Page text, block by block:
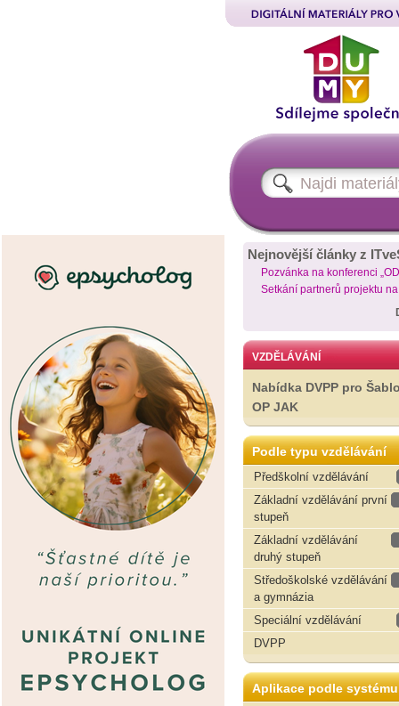
Nejnovější články z
Pozvánka na konferenci
Setkání partnerů projektu
VZDĚLÁVÁNÍ
Nabídka DVPP pro
OP JAK
Podle typu vzdělávání
Předškolní vzdělávání
Základní vzdělávání první
stupeň
Základní vzdělávání
druhý stupeň
Středoškolské vzdělávání
a gymnázia
Speciální vzdělávání
DVPP
Aplikace podle systému